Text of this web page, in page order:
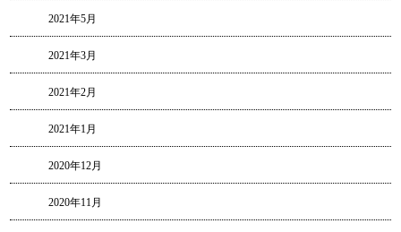
2021年5月
2021年3月
2021年2月
2021年1月
2020年12月
2020年11月